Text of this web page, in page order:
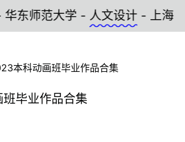
东师范大学 -人文设计- 上海 -
本科动画班毕业作品合集
毕业作品合集